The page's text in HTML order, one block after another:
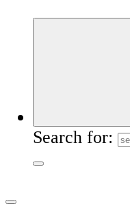
Search for: